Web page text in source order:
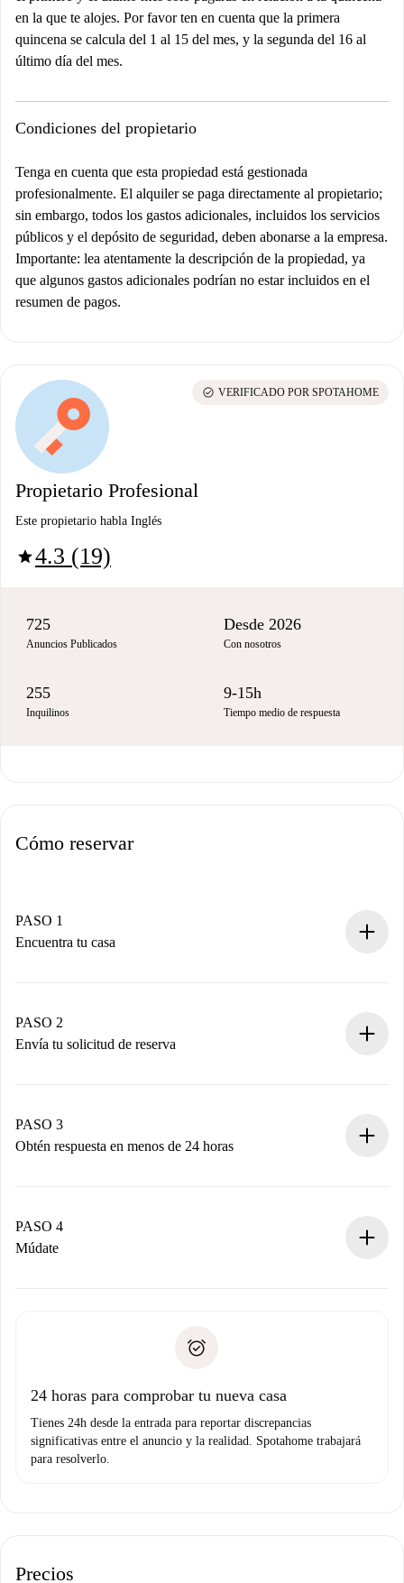
en la que te alojes. Por favor ten en cuenta que la primera
quincena se calcula del 1 al 15 del mes, y la segunda del 16 al
último día del mes.
Condiciones del propietario
Tenga en cuenta que esta propiedad está gestionada
profesionalmente. El alquiler se paga directamente al propietario;
sin embargo, todos los gastos adicionales, incluidos los servicios
públicos y el depósito de seguridad, deben abonarse a la empresa.
Importante: lea atentamente la descripción de la propiedad, ya
que algunos gastos adicionales podrían no estar incluidos en el
resumen de pagos.
Propietario Profesional
Este propietario habla Inglés
star4.3 (19)
check_circle VERIFICADO POR SPOTAHOME
725
Anuncios Publicados
Desde 2026
Con nosotros
255
Inquilinos
9-15h
Tiempo medio de respuesta
Cómo reservar
PASO 1
Encuentra tu casa
Tienes toda la información necesaria por adelantado.
PASO 2
Envía tu solicitud de reserva
propietario acepte.
PASO 3
Obtén respuesta en menos de 24 horas
contacto con el propietario.
Si es rechazada: No te haremos ningún cargo y te
Prueba de solvencia
PASO 4
Múdate
no nos comunicas ningún problema.
24 horas para comprobar tu nueva casa
Tienes 24h desde la entrada para reportar discrepancias
significativas entre el anuncio y la realidad. Spotahome trabajará
para resolverlo.
Precios